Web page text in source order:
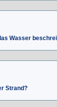
Wasser
Strand?